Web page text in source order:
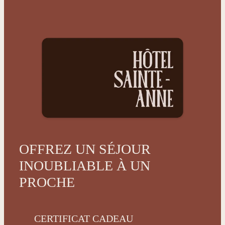
OFFREZ UN SÉJOUR
INOUBLIABLE À UN
PROCHE
CERTIFICAT CADEAU